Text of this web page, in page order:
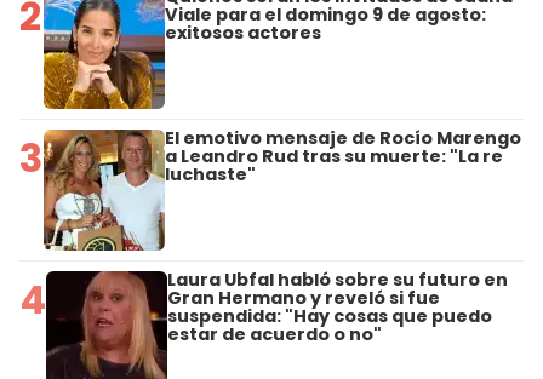
2 Viale para el domingo 9 de agosto:
exitosos actores
3 El emotivo mensaje de Rocío Marengo
a Leandro Rud tras su muerte: "La re
luchaste"
4 Laura Ubfal habló sobre su futuro en
Gran Hermano y reveló si fue
suspendida: "Hay cosas que puedo
estar de acuerdo o no"